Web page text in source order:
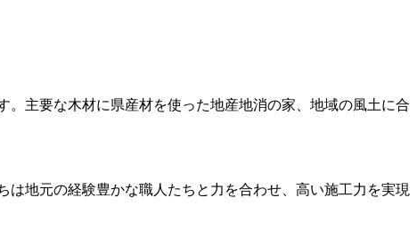
。主要な木材に県産材を使った地産地消の家、地域の風土に合
地元の経験豊かな職人たちと力を合わせ、高い施工力を実現